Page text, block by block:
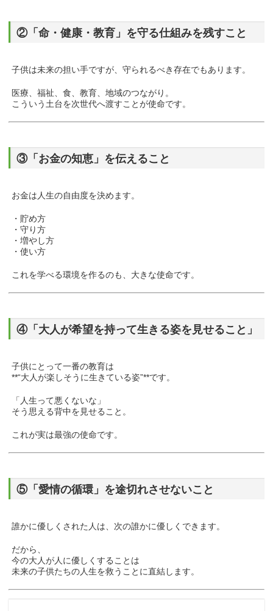
②「命・健康・教育」を守る仕組みを残すこと
子供は未来の担い手ですが、守られるべき存在でもあります。
医療、福祉、食、教育、地域のつながり。
こういう土台を次世代へ渡すことが使命です。
③「お金の知恵」を伝えること
お金は人生の自由度を決めます。
・貯め方
・守り方
・増やし方
・使い方
これを学べる環境を作るのも、大きな使命です。
④「大人が希望を持って生きる姿を見せること」
子供にとって一番の教育は
**“大人が楽しそうに生きている姿”**です。
「人生って悪くないな」
そう思える背中を見せること。
これが実は最強の使命です。
⑤「愛情の循環」を途切れさせないこと
誰かに優しくされた人は、次の誰かに優しくできます。
だから、
今の大人が人に優しくすることは
未来の子供たちの人生を救うことに直結します。